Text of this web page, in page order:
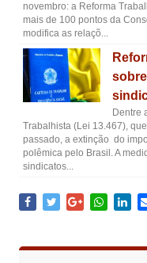
novembro: a Reforma
mais de 100 pontos da
modifica as relaçõ...
Dentre
Trabalhista (Lei 13.467),
passado, a extinção do
polêmica pelo Brasil. A
sindicatos...